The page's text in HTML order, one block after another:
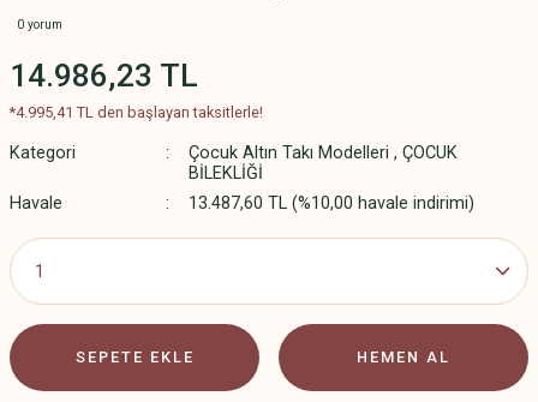
0 yorum
14.986,23 TL
*4.995,41 TL den başlayan taksitlerle!
Kategori Çocuk Altın Takı Modelleri , ÇOCUK
BİLEKLİĞİ
Havale
13.487,60 TL (%10,00 havale indirimi)
SEPETE EKLE HEMEN AL